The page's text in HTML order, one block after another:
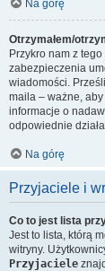
Na górę
Otrzymałem/
Przykro nam z
zabezpieczenia
wiadomości.
maila – ważne,
informacje o
odpowiednie
Na górę
Przyjaciele i
Co to jest lista
Jest to lista, którą
witryny.
Przyjaciele